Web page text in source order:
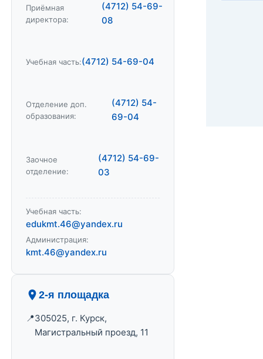
Приёмная
директора:
(4712) 54-69-
08
Учебная часть:(4712) 54-69-04
Отделение доп.
образования:
(4712) 54-
69-04
Заочное
отделение:
(4712) 54-69-
03
Учебная часть:
edukmt.46@yandex.ru
Администрация:
kmt.46@yandex.ru
2-я площадка
305025, г. Курск,
Магистральный проезд, 11